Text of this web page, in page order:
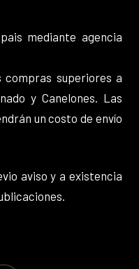
mediante agencia
superiores a
y Canelones. Las
un costo de envío
aviso y a existencia